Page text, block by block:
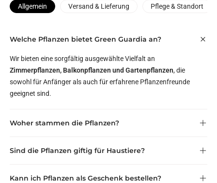
Allgemein Versand & Lieferung Pflege & Standort
Welche Pflanzen bietet Green Guardia an?
Wir bieten eine sorgfältig ausgewählte Vielfalt an
Zimmerpflanzen, Balkonpflanzen und Gartenpflanzen, die
sowohl für Anfänger als auch für erfahrene Pflanzenfreunde
geeignet sind.
Woher stammen die Pflanzen?
innerhalb Deutschlands und Europas
Sind die Pflanzen giftig für Haustiere?
Kann ich Pflanzen als Geschenk bestellen?